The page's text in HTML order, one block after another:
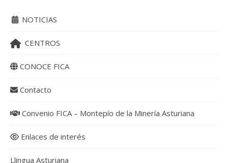
NOTICIAS
CENTROS
CONOCE FICA
Contacto
Convenio FICA – Montepío de la Minería Asturiana
Enlaces de interés
Llingua Asturiana